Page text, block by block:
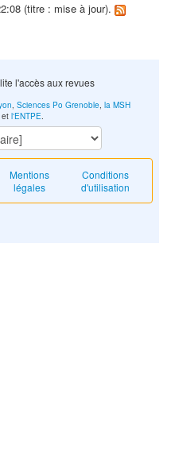
(titre : mise à jour).
l'accès aux revues
Mentions
légales
Conditions
d'utilisation
, Sciences Po Grenoble, la MSH
et l'ENTPE.